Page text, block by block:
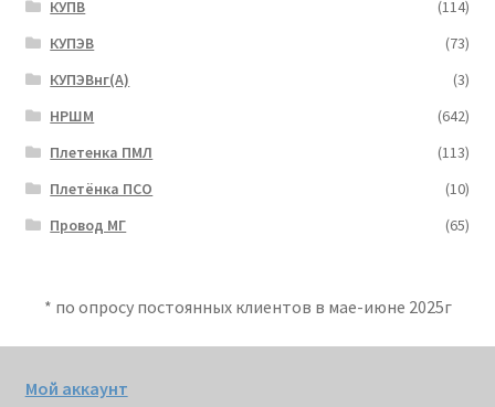
КУПВ
(114)
КУПЭВ
(73)
КУПЭВнг(А)
(3)
НРШМ
(642)
Плетенка ПМЛ
(113)
Плетёнка ПСО
(10)
Провод МГ
(65)
* по опросу постоянных клиентов в мае-июне 2025г
Мой аккаунт